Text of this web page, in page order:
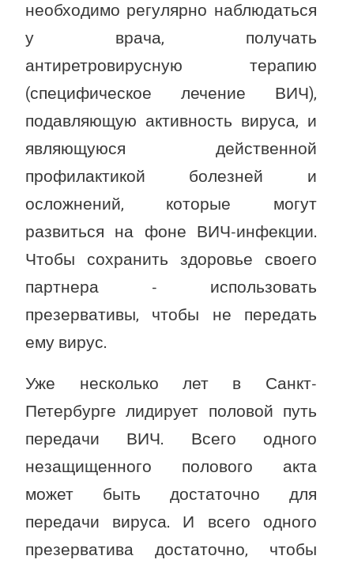
необходимо регулярно наблюдаться
у врача, получать
антиретровирусную терапию
(специфическое лечение ВИЧ),
подавляющую активность вируса, и
являющуюся действенной
профилактикой болезней и
осложнений, которые могут
развиться на фоне ВИЧ-инфекции.
Чтобы сохранить здоровье своего
партнера - использовать
презервативы, чтобы не передать
ему вирус.
Уже несколько лет в Санкт-
Петербурге лидирует половой путь
передачи ВИЧ. Всего одного
незащищенного полового акта
может быть достаточно для
передачи вируса. И всего одного
презерватива достаточно, чтобы